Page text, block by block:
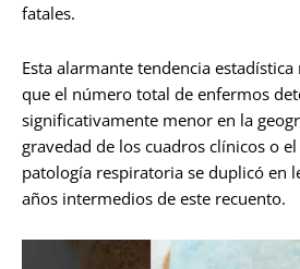
fatales.
Esta alarmante tendencia
que el número total de enfermos
significativamente menor en la
gravedad de los cuadros clínicos o
patología respiratoria se duplicó en
años intermedios de este recuento.